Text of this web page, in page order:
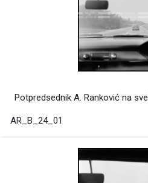
Potpredsednik A. Ranković na
AR_B_24_01